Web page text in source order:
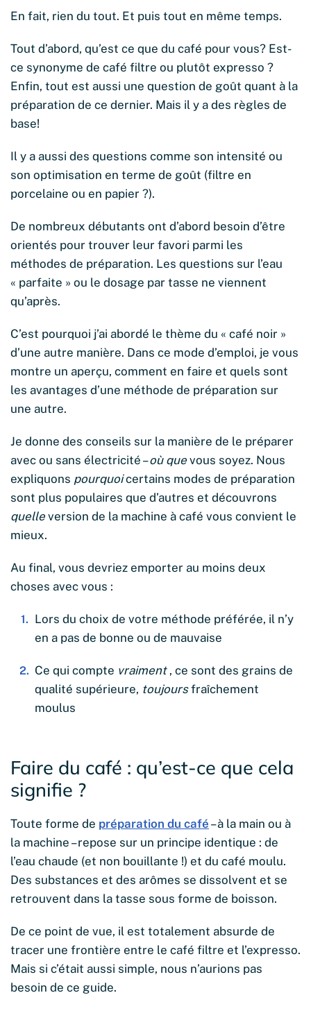
En fait, rien du tout. Et puis tout en même temps.
Tout d’abord, qu’est ce que du café pour vous? Est-
ce synonyme de café filtre ou plutôt expresso ?
Enfin, tout est aussi une question de goût quant à la
préparation de ce dernier. Mais il y a des règles de
base!
Il y a aussi des questions comme son intensité ou
son optimisation en terme de goût (filtre en
porcelaine ou en papier ?).
De nombreux débutants ont d’abord besoin d’être
orientés pour trouver leur favori parmi les
méthodes de préparation. Les questions sur l’eau
« parfaite » ou le dosage par tasse ne viennent
qu’après.
C’est pourquoi j’ai abordé le thème du « café noir »
d’une autre manière. Dans ce mode d’emploi, je vous
montre un aperçu, comment en faire et quels sont
les avantages d’une méthode de préparation sur
une autre.
Je donne des conseils sur la manière de le préparer
avec ou sans électricité –où que vous soyez. Nous
expliquons pourquoicertains modes de préparation
sont plus populaires que d’autres et découvrons
quelle version de la machine à café vous convient le
mieux.
Au final, vous devriez emporter au moins deux
choses avec vous :
Lors du choix de votre méthode préférée, il n’y
en a pas de bonne ou de mauvaise
Ce qui compte vraiment , ce sont des grains de
qualité supérieure, toujoursfraîchement
moulus
Faire du café : qu’est-ce que cela
signifie ?
Toute forme de préparation du café – à la main ou à
la machine – repose sur un principe identique : de
l’eau chaude (et non bouillante !) et du café moulu.
Des substances et des arômes se dissolvent et se
retrouvent dans la tasse sous forme de boisson.
De ce point de vue, il est totalement absurde de
tracer une frontière entre le café filtre et l’expresso.
Mais si c’était aussi simple, nous n’aurions pas
besoin de ce guide.